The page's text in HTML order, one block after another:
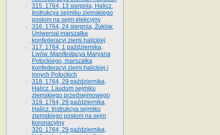
315. 1764, 13 sierpnia, Halicz.
Instrukcya sejmiku ziemskiego
posłom na sejm elekcyjny
316. 1764, 24 sierpnia, Żuków.
Uniwersał marszałka
konfederacyi ziemi halickiej
317. 1764, 1 października,
Lwów. Manifestacya Maryana
Potockiego, marszałka
konfederacyi ziemi halickiej i
innych Potockich
318. 1764, 29 października,
Halicz. Laudum sejmiku
ziemskiego przedsejmowego
319. 1764, 29 października,
Halicz. Instrukcya sejmiku
ziemskiego posłom na sejm
koronacyjny
320. 1764, 29 października,